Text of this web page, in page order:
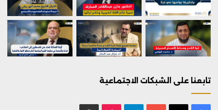
تابعنا على الشبكات الاجتماعية